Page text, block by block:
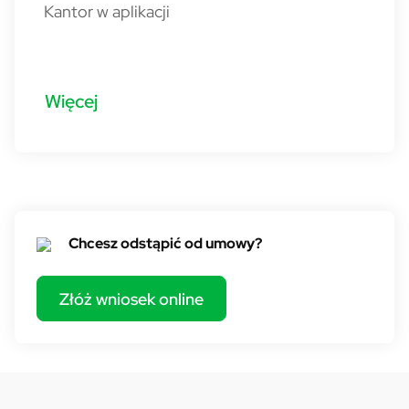
Kantor w aplikacji
Więcej
Chcesz odstąpić od umowy?
Złóż wniosek online